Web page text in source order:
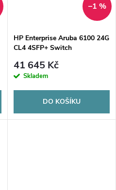
–1 %
HP Enterprise Aruba 6100 24G
CL4 4SFP+ Switch
41 645 Kč
Skladem
DO KOŠÍKU